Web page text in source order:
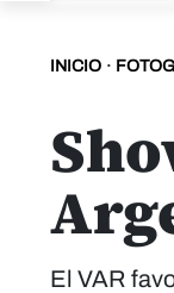
INICIO ·
El VAR